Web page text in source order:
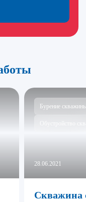
Бурение
Обустройство
28.06.2021
Скважина